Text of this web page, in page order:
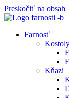
Preskočiť na obsah
Farnosť
Kňazi